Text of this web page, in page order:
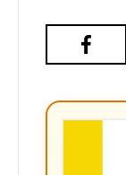
Facebook